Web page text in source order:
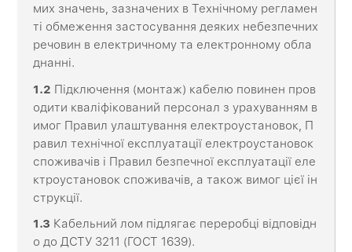
мих значень, зазначених в Технічному регламен
ті обмеження застосування деяких небезпечних
речовин в електричному та електронному обла
днанні.
1.2 Підключення (монтаж) кабелю повинен пров
одити кваліфікований персонал з урахуванням в
имог Правил улаштування електроустановок, П
равил технічної експлуатації електроустановок
споживачів і Правил безпечної експлуатації еле
ктроустановок споживачів, а також вимог цієї ін
струкції.
1.3 Кабельний лом підлягає переробці відповідн
о до ДСТУ 3211 (ГОСТ 1639).